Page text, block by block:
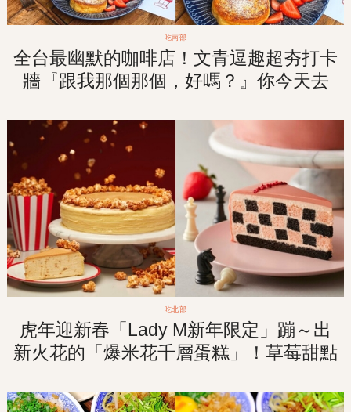
吃南部
全台最幽默的咖啡店！文青逗趣超夯打卡
牆『跟我那個那個，好嗎？』你今天去
吃北部
虎年迎新春「Lady M新年限定」蹦～出
新火花的「爆米花千層蛋糕」！草莓甜點